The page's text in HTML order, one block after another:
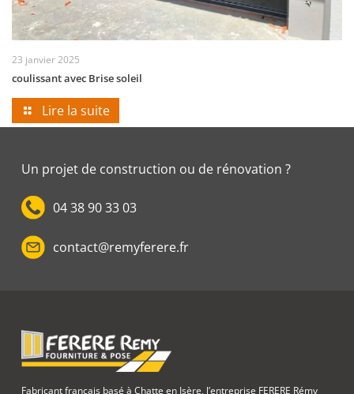
23 janvier 2025
coulissant avec Brise soleil
Lire la suite
Un projet de construction ou de rénovation ?
04 38 90 33 03
contact@remyferere.fr
Fabricant français basé à Chatte en Isère, l’entreprise FERERE Rémy